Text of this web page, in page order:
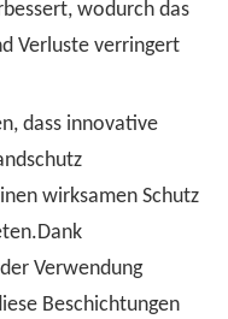
wodurch das
Verluste verringert
dass innovative
wirksamen Schutz
Verwendung
Beschichtungen